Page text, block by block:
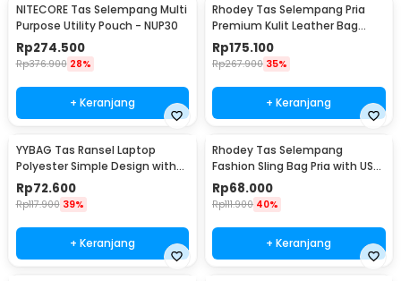
NITECORE Tas Selempang Multi
Purpose Utility Pouch - NUP30
Rp274.500
Rp376.900 28%
+ Keranjang
Rhodey Tas Selempang Pria
Premium Kulit Leather Bag
Briefcase - HA-062
Rp175.100
Rp267.900 35%
+ Keranjang
YYBAG Tas Ransel Laptop
Polyester Simple Design with
USB Charging Port - KC15
Rp72.600
Rp117.900 39%
+ Keranjang
Rhodey Tas Selempang
Fashion Sling Bag Pria with USB
Slot and Lock - RE880
Rp68.000
Rp111.900 40%
+ Keranjang